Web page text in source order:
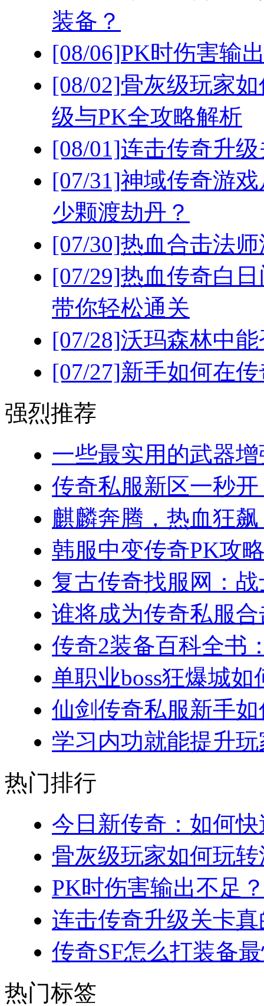
装备？
[08/06]PK时伤害输
[08/02]骨灰级玩家
级与PK全攻略解析
[08/01]连击传奇升
[07/31]神域传奇游
少颗渡劫丹？
[07/30]热血合击法
[07/29]热血传奇白
带你轻松通关
[07/28]沃玛森林中
[07/27]新手如何在
强烈推荐
一些最实用的武器
传奇私服新区一秒开
麒麟奔腾，热血狂
韩服中变传奇PK攻
复古传奇找服网：
谁将成为传奇私服
传奇2装备百科全书
单职业boss狂爆城
仙剑传奇私服新手
学习内功就能提升
热门排行
今日新传奇：如何
骨灰级玩家如何玩
PK时伤害输出不足
连击传奇升级关卡
传奇SF怎么打装备
热门标签